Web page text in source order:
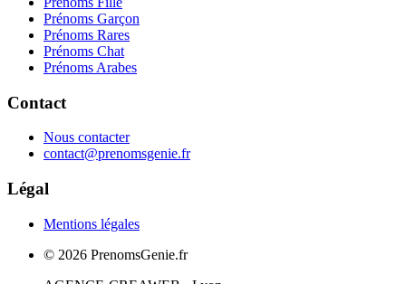
Prénoms Garçon
Prénoms Rares
Prénoms Chat
Prénoms Arabes
Contact
Nous contacter
contact@prenomsgenie.fr
Légal
Mentions légales
© 2026 PrenomsGenie.fr